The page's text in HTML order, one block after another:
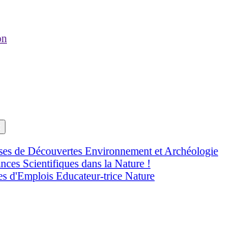
de Découvertes Environnement et Archéologie
Scientifiques dans la Nature !
d'Emplois Educateur-trice Nature